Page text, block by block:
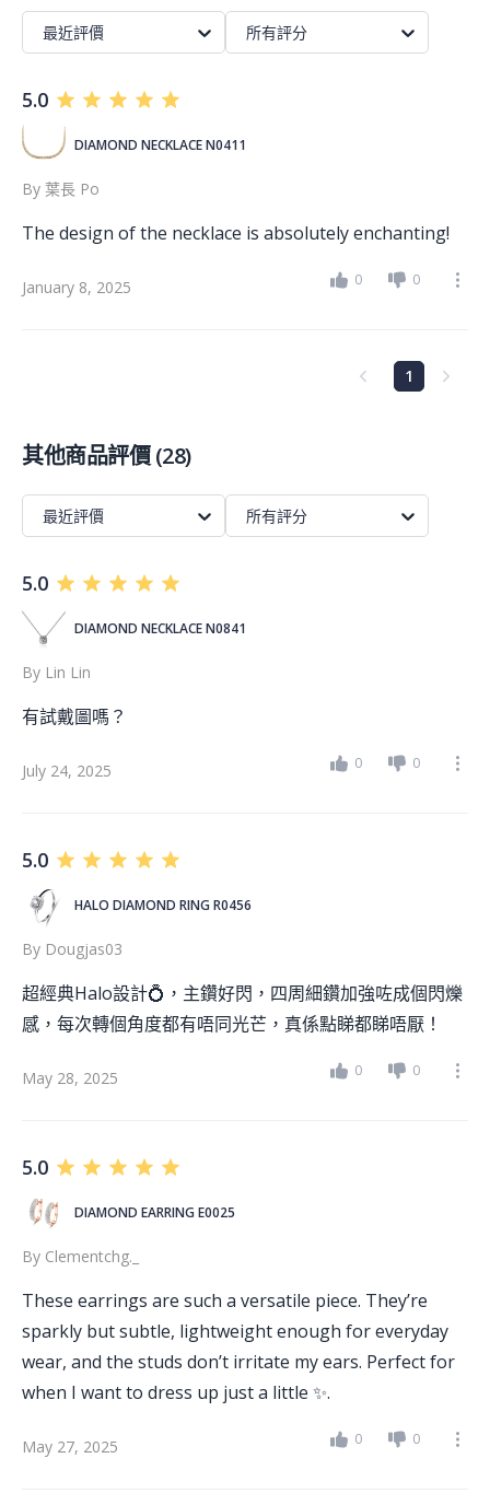
最近評價 所有評分
5.0
DIAMOND NECKLACE N0411
By 葉長 Po
The design of the necklace is absolutely enchanting!
January 8, 2025 0 0
1
其他商品評價(28)
最近評價 所有評分
5.0
DIAMOND NECKLACE N0841
By Lin Lin
有試戴圖嗎？
July 24, 2025 0 0
5.0
HALO DIAMOND RING R0456
By Dougjas03
超經典Halo設計💍，主鑽好閃，四周細鑽加強咗成個閃爍
感，每次轉個角度都有唔同光芒，真係點睇都睇唔厭！
May 28, 2025 0 0
5.0
DIAMOND EARRING E0025
By Clementchg._
These earrings are such a versatile piece. They’re
sparkly but subtle, lightweight enough for everyday
wear, and the studs don’t irritate my ears. Perfect for
when I want to dress up just a little ✨.
May 27, 2025 0 0